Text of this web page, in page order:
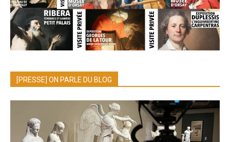
[PRESSE] ON PARLE DU BLOG